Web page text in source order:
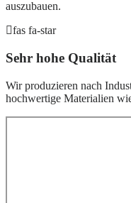
auszubauen.
fas fa-star
Sehr hohe Qualität
Wir produzieren nach
hochwertige Materialien